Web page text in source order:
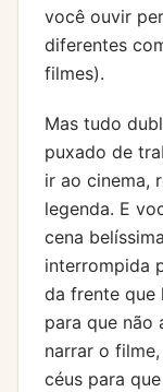
você ouvir
diferentes
filmes).
Mas tudo
puxado de
ir ao cinema,
legenda. E
cena
interrompida
da frente que
para que não
narrar o
céus para